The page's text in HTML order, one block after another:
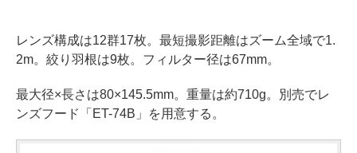
レンズ構成は12群17枚。最短撮影距離はズーム全域で1.
2m。絞り羽根は9枚。フィルター径は67mm。
最大径×長さは80×145.5mm。重量は約710g。別売でレ
ンズフード「ET-74B」を用意する。